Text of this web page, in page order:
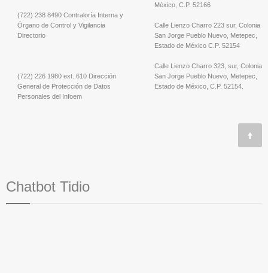
(722) 238 8490 Contraloría Interna y
Órgano de Control y Vigilancia
Directorio
(722) 226 1980 ext. 610 Dirección
General de Protección de Datos
Personales del Infoem
México, C.P. 52166
Calle Lienzo Charro 223 sur, Colonia
San Jorge Pueblo Nuevo, Metepec,
Estado de México C.P. 52154
Calle Lienzo Charro 323, sur, Colonia
San Jorge Pueblo Nuevo, Metepec,
Estado de México, C.P. 52154.
Chatbot Tidio